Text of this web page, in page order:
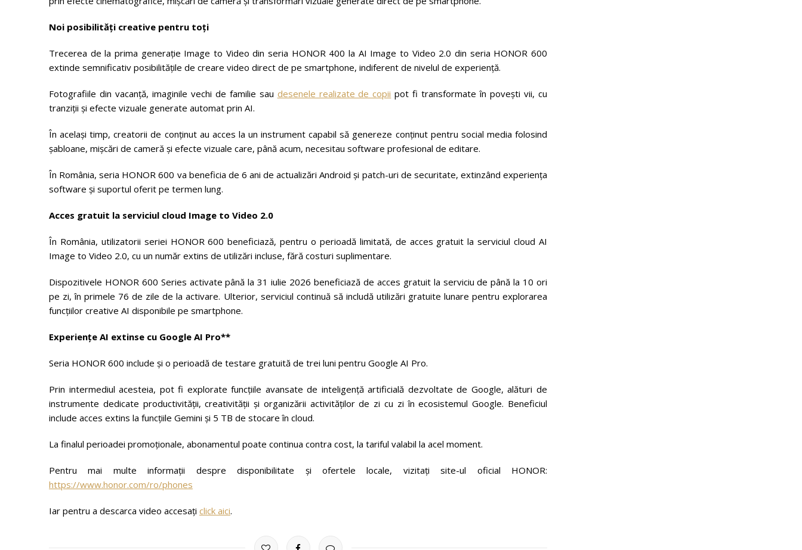
Noi posibilități creative pentru toți
Trecerea de la prima generație Image to Video din seria HONOR 400 la AI Image to Video 2.0 din seria HONOR 600
extinde semnificativ posibilitățile de creare video direct de pe smartphone, indiferent de nivelul de experiență.
Fotografiile din vacanță, imaginile vechi de familie sau desenele realizate de copii pot fi transformate în povești vii, cu
tranziții și efecte vizuale generate automat prin AI.
În același timp, creatorii de conținut au acces la un instrument capabil să genereze conținut pentru social media folosind
șabloane, mișcări de cameră și efecte vizuale care, până acum, necesitau software profesional de editare.
În România, seria HONOR 600 va beneficia de 6 ani de actualizări Android și patch-uri de securitate, extinzând experiența
software și suportul oferit pe termen lung.
Acces gratuit la serviciul cloud Image to Video 2.0
În România, utilizatorii seriei HONOR 600 beneficiază, pentru o perioadă limitată, de acces gratuit la serviciul cloud AI
Image to Video 2.0, cu un număr extins de utilizări incluse, fără costuri suplimentare.
Dispozitivele HONOR 600 Series activate până la 31 iulie 2026 beneficiază de acces gratuit la serviciu de până la 10 ori
pe zi, în primele 76 de zile de la activare. Ulterior, serviciul continuă să includă utilizări gratuite lunare pentru explorarea
funcțiilor creative AI disponibile pe smartphone.
Experiențe AI extinse cu Google AI Pro**
Seria HONOR 600 include și o perioadă de testare gratuită de trei luni pentru Google AI Pro.
Prin intermediul acesteia, pot fi explorate funcțiile avansate de inteligență artificială dezvoltate de Google, alături de
instrumente dedicate productivității, creativității și organizării activităților de zi cu zi în ecosistemul Google. Beneficiul
include acces extins la funcțiile Gemini și 5 TB de stocare în cloud.
La finalul perioadei promoționale, abonamentul poate continua contra cost, la tariful valabil la acel moment.
Pentru mai multe informații despre disponibilitate și ofertele locale, vizitați site-ul oficial HONOR:
https://www.honor.com/ro/phones
Iar pentru a descarca video accesați click aici.